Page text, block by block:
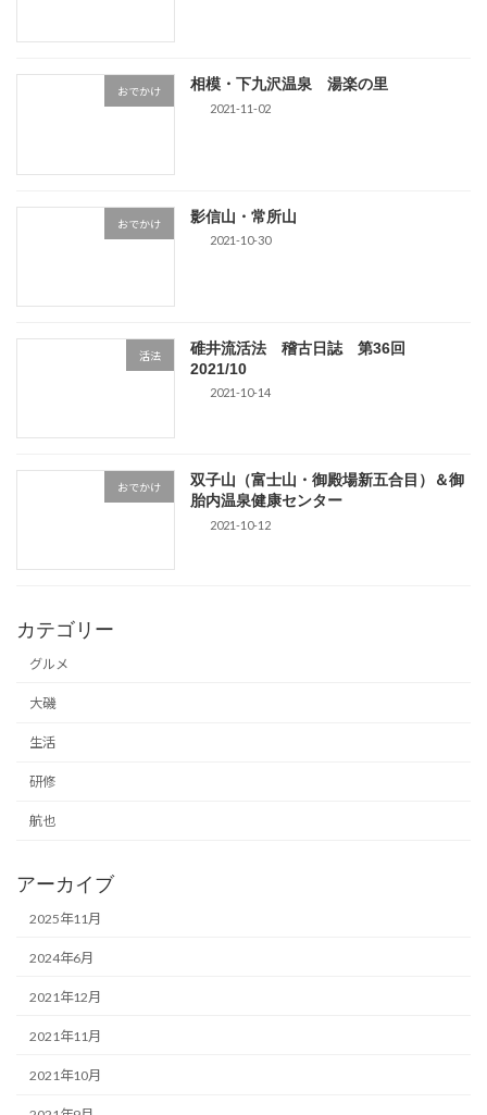
おでかけ 相模・下九沢温泉 湯楽の里
2021-11-02
おでかけ 影信山・常所山
2021-10-30
活法
碓井流活法 稽古日誌 第36回
2021/10
2021-10-14
おでかけ
双子山（富士山・御殿場新五合目）＆御
胎内温泉健康センター
2021-10-12
カテゴリー
グルメ
大磯
生活
研修
航也
アーカイブ
2025年11月
2024年6月
2021年12月
2021年11月
2021年10月